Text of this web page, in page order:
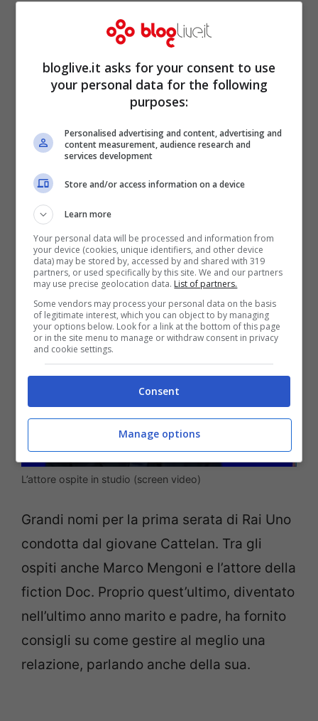
Da Grande, la confessione
di Luca Argentero:
“bloccale”
L’attore ospite in studio (screen video)
Grandi nomi per la prima serata di Rai Uno
condotta dal giovane Cattelan. Tra gli
ospiti anche Marco Mengoni e l’attore della
fiction Doc. Proprio quest’ultimo, diventato
nell’ultimo anno marito e padre, ha fornito
consigli su come gestire al meglio una
relazione, parlando anche della sua.
bloglive.it asks for your consent to use
your personal data for the following
purposes:
Personalised advertising and content, advertising and
content measurement, audience research and
services development
Store and/or access information on a device
Learn more
Your personal data will be processed and information from
your device (cookies, unique identifiers, and other device
data) may be stored by, accessed by and shared with 319
partners, or used specifically by this site. We and our partners
may use precise geolocation data. List of partners.
Some vendors may process your personal data on the basis
of legitimate interest, which you can object to by managing
your options below. Look for a link at the bottom of this page
or in the site menu to manage or withdraw consent in privacy
and cookie settings.
Consent
Manage options